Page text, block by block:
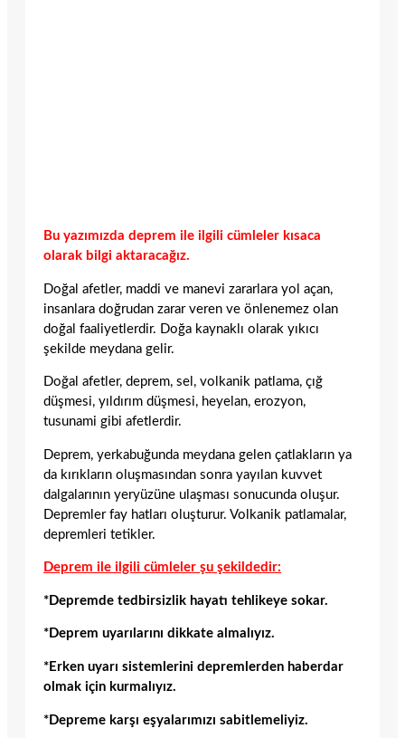
Bu yazımızda deprem ile ilgili cümleler kısaca
olarak bilgi aktaracağız.
Doğal afetler, maddi ve manevi zararlara yol açan,
insanlara doğrudan zarar veren ve önlenemez olan
doğal faaliyetlerdir. Doğa kaynaklı olarak yıkıcı
şekilde meydana gelir.
Doğal afetler, deprem, sel, volkanik patlama, çığ
düşmesi, yıldırım düşmesi, heyelan, erozyon,
tusunami gibi afetlerdir.
Deprem, yerkabuğunda meydana gelen çatlakların ya
da kırıkların oluşmasından sonra yayılan kuvvet
dalgalarının yeryüzüne ulaşması sonucunda oluşur.
Depremler fay hatları oluşturur. Volkanik patlamalar,
depremleri tetikler.
Deprem ile ilgili cümleler şu şekildedir:
*Depremde tedbirsizlik hayatı tehlikeye sokar.
*Deprem uyarılarını dikkate almalıyız.
*Erken uyarı sistemlerini depremlerden haberdar
olmak için kurmalıyız.
*Depreme karşı eşyalarımızı sabitlemeliyiz.